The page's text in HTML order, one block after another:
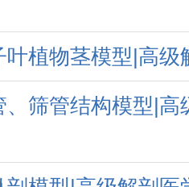
叶植物茎模型|高级
、筛管结构模型|高